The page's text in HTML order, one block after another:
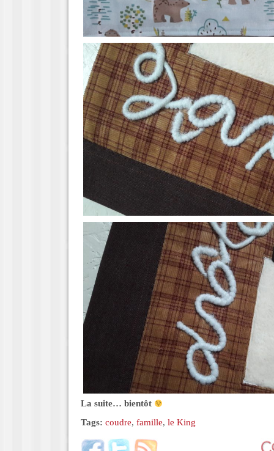
La suite… bientôt
Tags: coudre, famille, le King